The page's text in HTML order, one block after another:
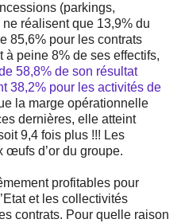
(parkings,
réalisent que 13,9% du
85,6% pour les contrats
peine 8% de ses effectifs,
58,8% de son résultat
38,2% pour les activités de
la marge opérationnelle
dernières, elle atteint
9,4 fois plus !!! Les
œufs d’or du groupe.
profitables pour
et les collectivités
contrats. Pour quelle raison